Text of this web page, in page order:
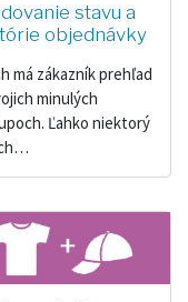
stavu a
objednávky
má zákazník prehľad
minulých
Ľahko niektorý